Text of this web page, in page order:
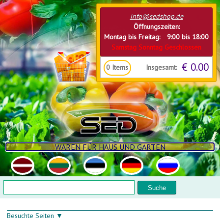
Direkt zum Inhalt
info@sedshop.de
Öffnungszeiten:
Montag bis Freitag: 9:00 bis 18:00
Samstag Sonntag Geschlossen
0 Items Insgesamt: € 0.00
WAREN FÜR HAUS UND GARTEN
Besuchte Seiten ▼